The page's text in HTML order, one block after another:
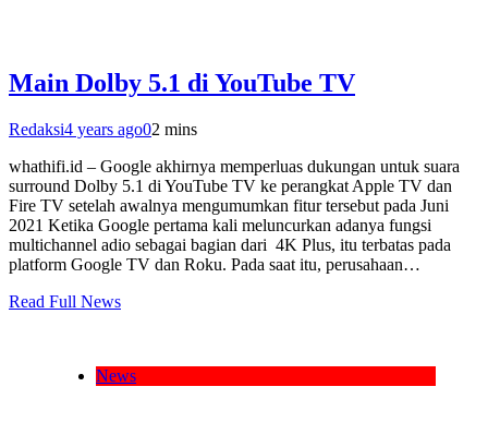
Main Dolby 5.1 di YouTube TV
Redaksi4 years ago02 mins
whathifi.id – Google akhirnya memperluas dukungan untuk suara
surround Dolby 5.1 di YouTube TV ke perangkat Apple TV dan
Fire TV setelah awalnya mengumumkan fitur tersebut pada Juni
2021 Ketika Google pertama kali meluncurkan adanya fungsi
multichannel adio sebagai bagian dari 4K Plus, itu terbatas pada
platform Google TV dan Roku. Pada saat itu, perusahaan…
Read Full News
News